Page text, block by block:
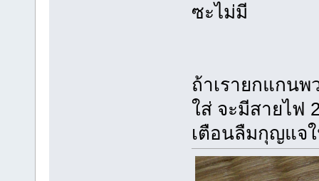
ซะไม่มี
ถ้าเรายกแกน
ใส่ จะมีสายไฟ
เตือนลืมกุญแจ